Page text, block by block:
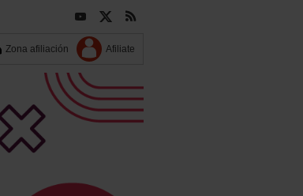
Zona afiliación Afiliate